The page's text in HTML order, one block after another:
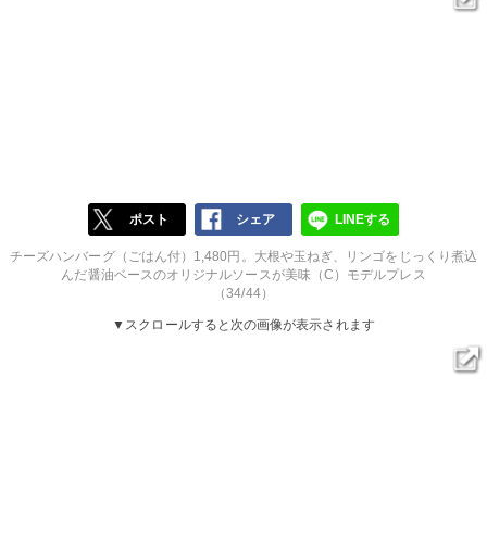
ポスト シェア LINEする
チーズハンバーグ（ごはん付）1,480円。大根や玉ねぎ、リンゴをじっくり煮込
んだ醤油ベースのオリジナルソースが美味（C）モデルプレス
（34/44）
▼スクロールすると次の画像が表示されます